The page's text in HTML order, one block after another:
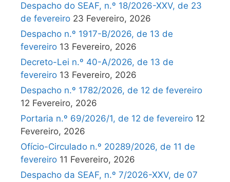
Despacho do SEAF, n.º 18/2026-XXV, de 23
de fevereiro 23 Fevereiro, 2026
Despacho n.º 1917-B/2026, de 13 de
fevereiro 13 Fevereiro, 2026
Decreto-Lei n.º 40-A/2026, de 13 de
fevereiro 13 Fevereiro, 2026
Despacho n.º 1782/2026, de 12 de fevereiro
12 Fevereiro, 2026
Portaria n.º 69/2026/1, de 12 de fevereiro 12
Fevereiro, 2026
Ofício-Circulado n.º 20289/2026, de 11 de
fevereiro 11 Fevereiro, 2026
Despacho da SEAF, n.º 7/2026-XXV, de 07